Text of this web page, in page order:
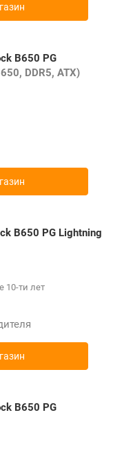
B650 PG
DDR5, ATX)
B650 PG Lightning
10-ти лет
B650 PG